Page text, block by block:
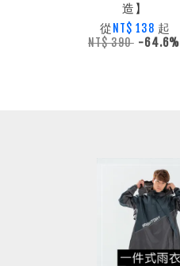
造】
從 NT$ 138 起
NT$ 390 -64.6%